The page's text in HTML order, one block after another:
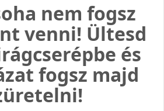
nem fogsz
venni! Ültesd
és
fogsz majd